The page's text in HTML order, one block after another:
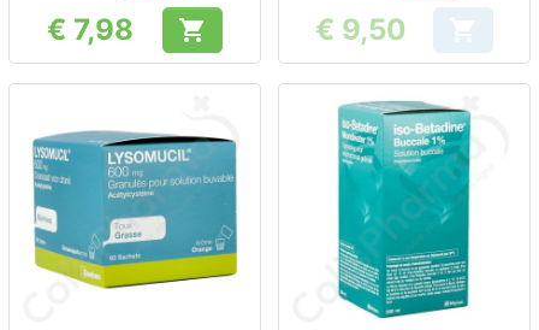
Prijs
€ 7,98  Prijs
€ 9,50 